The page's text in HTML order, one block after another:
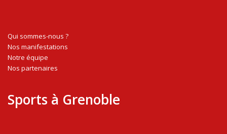
Qui sommes-nous ?
Nos manifestations
Notre équipe
Nos partenaires
Sports à Grenoble